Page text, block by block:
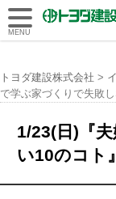
トヨダ建設
MENU
トヨダ建設株式会社 >
で学ぶ家づくりで失敗し
1/23(日)『
い10のコト』